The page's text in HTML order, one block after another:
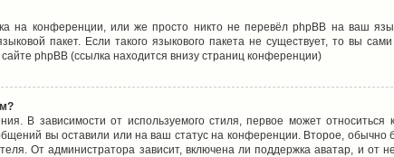
на конференции, или же просто никто не перевёл phpBB на ваш
пакет. Если такого языкового пакета не существует, то вы
phpBB (ссылка находится внизу страниц конференции)
В зависимости от используемого стиля, первое может
вы оставили или на ваш статус на конференции. Второе, обычно
От администратора зависит, включена ли поддержка аватар, и от